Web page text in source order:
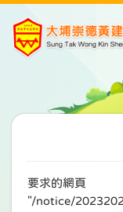
要求的網頁
"/notice/